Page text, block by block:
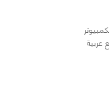
الكمبيوتر
عربية